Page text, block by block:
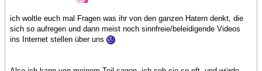
ich woltle euch mal Fragen was ihr von den ganzen Hatern denkt, die
sich so aufregen und dann meist noch sinnfreie/beleidigende Videos
ins Internet stellen über uns